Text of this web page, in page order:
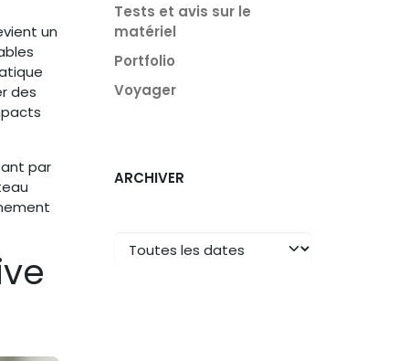
un
des
par
Tests et avis sur le
matériel
Portfolio
Voyager
ARCHIVER